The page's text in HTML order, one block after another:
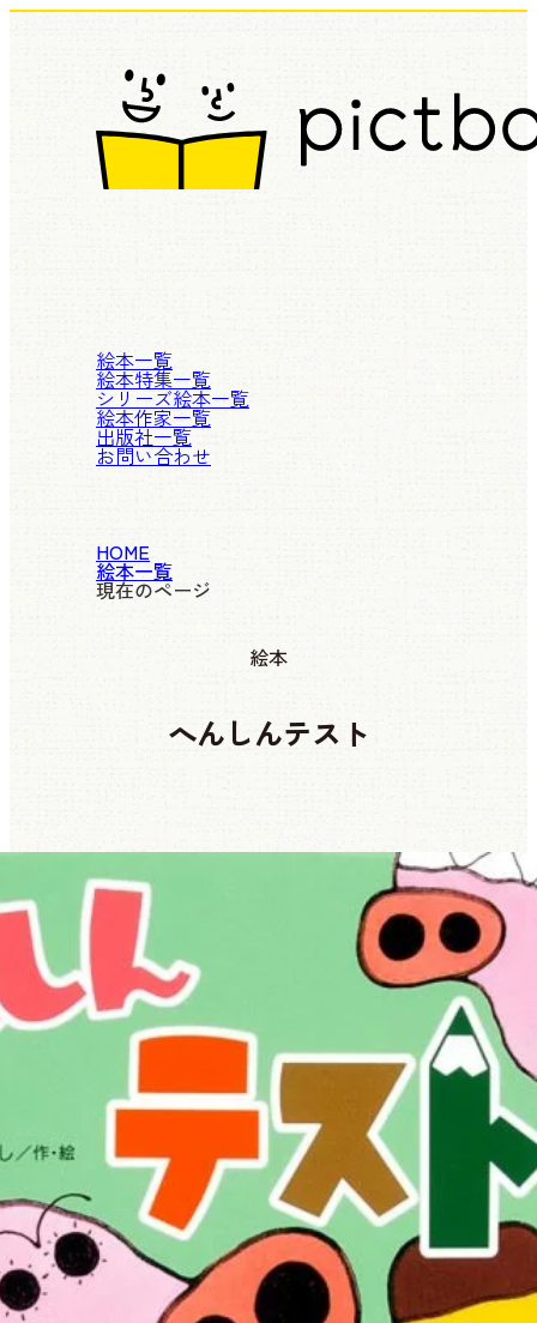
絵本一覧
絵本特集一覧
シリーズ絵本一覧
絵本作家一覧
出版社一覧
お問い合わせ
HOME
絵本一覧
現在のページ
絵本
へんしんテスト